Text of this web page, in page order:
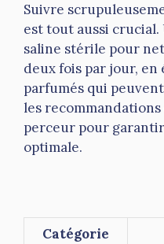
Suivre
est tout aussi
saline stérile pour
deux fois par jour, en
parfumés qui
les
perceur pour
optimale.
Catégorie